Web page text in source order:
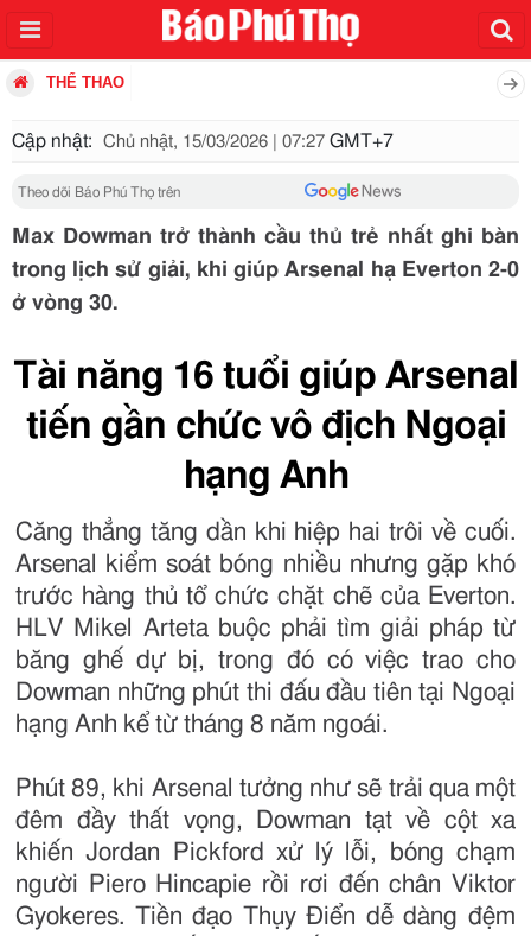
THỂ THAO
Cập nhật: Chủ nhật, 15/03/2026 | 07:27 GMT+7
Theo dõi Báo Phú Thọ trên
Max Dowman trở thành cầu thủ trẻ nhất ghi bàn
trong lịch sử giải, khi giúp Arsenal hạ Everton 2-0
ở vòng 30.
Tài năng 16 tuổi giúp Arsenal
tiến gần chức vô địch Ngoại
hạng Anh
Căng thẳng tăng dần khi hiệp hai trôi về cuối.
Arsenal kiểm soát bóng nhiều nhưng gặp khó
trước hàng thủ tổ chức chặt chẽ của Everton.
HLV Mikel Arteta buộc phải tìm giải pháp từ
băng ghế dự bị, trong đó có việc trao cho
Dowman những phút thi đấu đầu tiên tại Ngoại
hạng Anh kể từ tháng 8 năm ngoái.
Phút 89, khi Arsenal tưởng như sẽ trải qua một
đêm đầy thất vọng, Dowman tạt về cột xa
khiến Jordan Pickford xử lý lỗi, bóng chạm
người Piero Hincapie rồi rơi đến chân Viktor
Gyokeres. Tiền đạo Thụy Điển dễ dàng đệm